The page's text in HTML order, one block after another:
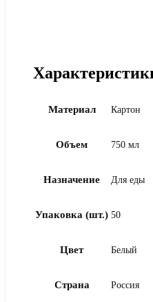
Материал Картон
Объем 750 мл
Назначение Для еды
Упаковка (шт.) 50
Цвет Белый
Страна Россия